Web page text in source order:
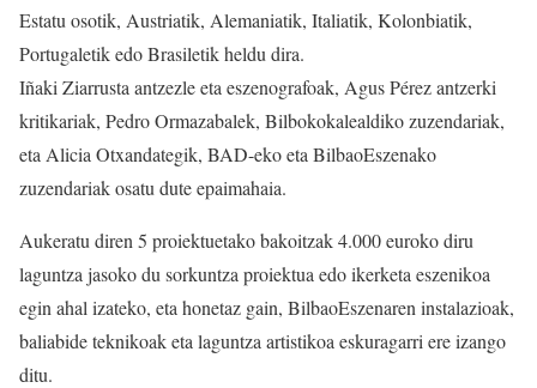
Estatu osotik, Austriatik, Alemaniatik, Italiatik, Kolonbiatik,
Portugaletik edo Brasiletik heldu dira.
Iñaki Ziarrusta antzezle eta eszenografoak, Agus Pérez antzerki
kritikariak, Pedro Ormazabalek, Bilbokokalealdiko zuzendariak,
eta Alicia Otxandategik, BAD-eko eta BilbaoEszenako
zuzendariak osatu dute epaimahaia.
Aukeratu diren 5 proiektuetako bakoitzak 4.000 euroko diru
laguntza jasoko du sorkuntza proiektua edo ikerketa eszenikoa
egin ahal izateko, eta honetaz gain, BilbaoEszenaren instalazioak,
baliabide teknikoak eta laguntza artistikoa eskuragarri ere izango
ditu.